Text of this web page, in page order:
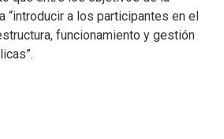
“introducir a los participantes en el
funcionamiento y gestión